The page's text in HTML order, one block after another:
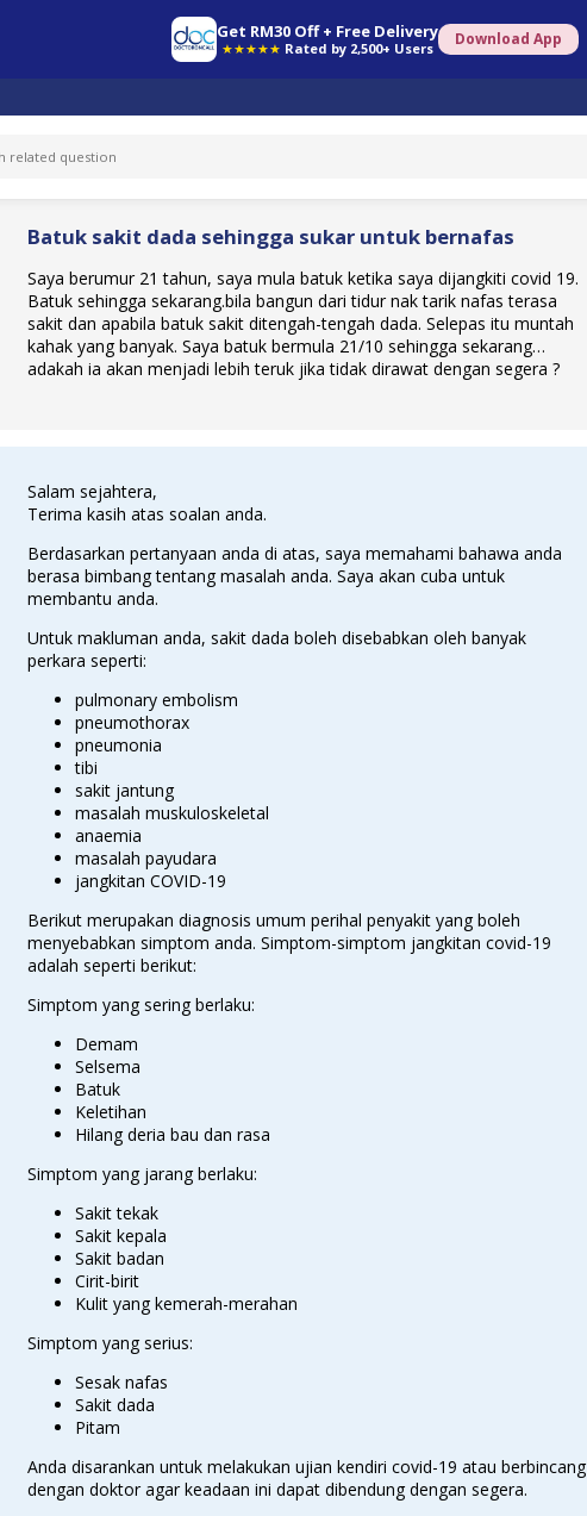
Get RM30 Off + Free Delivery
★★★★★ Rated by 2,500+ Users Download App
Batuk sakit dada sehingga sukar untuk bernafas
Saya berumur 21 tahun, saya mula batuk ketika saya dijangkiti covid 19.
Batuk sehingga sekarang.bila bangun dari tidur nak tarik nafas terasa
sakit dan apabila batuk sakit ditengah-tengah dada. Selepas itu muntah
kahak yang banyak. Saya batuk bermula 21/10 sehingga sekarang…
adakah ia akan menjadi lebih teruk jika tidak dirawat dengan segera ?
Salam sejahtera,
Terima kasih atas soalan anda.
Berdasarkan pertanyaan anda di atas, saya memahami bahawa anda
berasa bimbang tentang masalah anda. Saya akan cuba untuk
membantu anda.
Untuk makluman anda, sakit dada boleh disebabkan oleh banyak
perkara seperti:
pulmonary embolism
pneumothorax
pneumonia
tibi
sakit jantung
masalah muskuloskeletal
anaemia
masalah payudara
jangkitan COVID-19
Berikut merupakan diagnosis umum perihal penyakit yang boleh
menyebabkan simptom anda. Simptom-simptom jangkitan covid-19
adalah seperti berikut:
Simptom yang sering berlaku:
Demam
Selsema
Batuk
Keletihan
Hilang deria bau dan rasa
Simptom yang jarang berlaku:
Sakit tekak
Sakit kepala
Sakit badan
Cirit-birit
Kulit yang kemerah-merahan
Simptom yang serius:
Sesak nafas
Sakit dada
Pitam
Anda disarankan untuk melakukan ujian kendiri covid-19 atau berbincang
dengan doktor agar keadaan ini dapat dibendung dengan segera.